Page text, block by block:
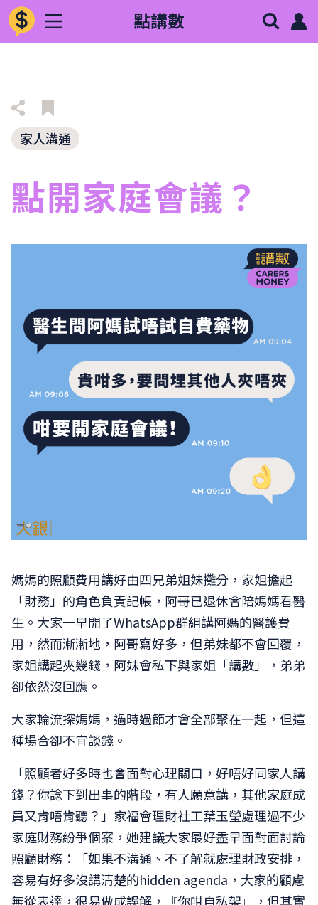
點講數
家人溝通
點開家庭會議？
媽媽的照顧費用講好由四兄弟姐妹攤分，家姐擔起
「財務」的角色負責記帳，阿哥已退休會陪媽媽看醫
生。大家一早開了WhatsApp群組講阿媽的醫護費
用，然而漸漸地，阿哥寫好多，但弟妹都不會回覆，
家姐講起夾幾錢，阿妹會私下與家姐「講數」，弟弟
卻依然沒回應。
大家輪流探媽媽，過時過節才會全部聚在一起，但這
種場合卻不宜談錢。
「照顧者好多時也會面對心理關口，好唔好同家人講
錢？你諗下到出事的階段，有人願意講，其他家庭成
員又肯唔肯聽？」家福會理財社工葉玉瑩處理過不少
家庭財務紛爭個案，她建議大家最好盡早面對面討論
照顧財務：「如果不溝通、不了解就處理財政安排，
容易有好多沒講清楚的hidden agenda，大家的顧慮
無從表達，很易做成誤解，『你咁自私架』，但其實